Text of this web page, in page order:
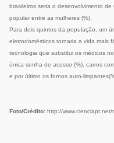
brasileiros seria o desenvolvimento de
popular entre as mulheres (%).
Para dois quintos da população, um
eletrodomésticos tornaria a vida mais
tecnologia que substitui os médicos
única senha de acesso (%), carros
e por último os fornos auto-
Foto/Crédito: http://